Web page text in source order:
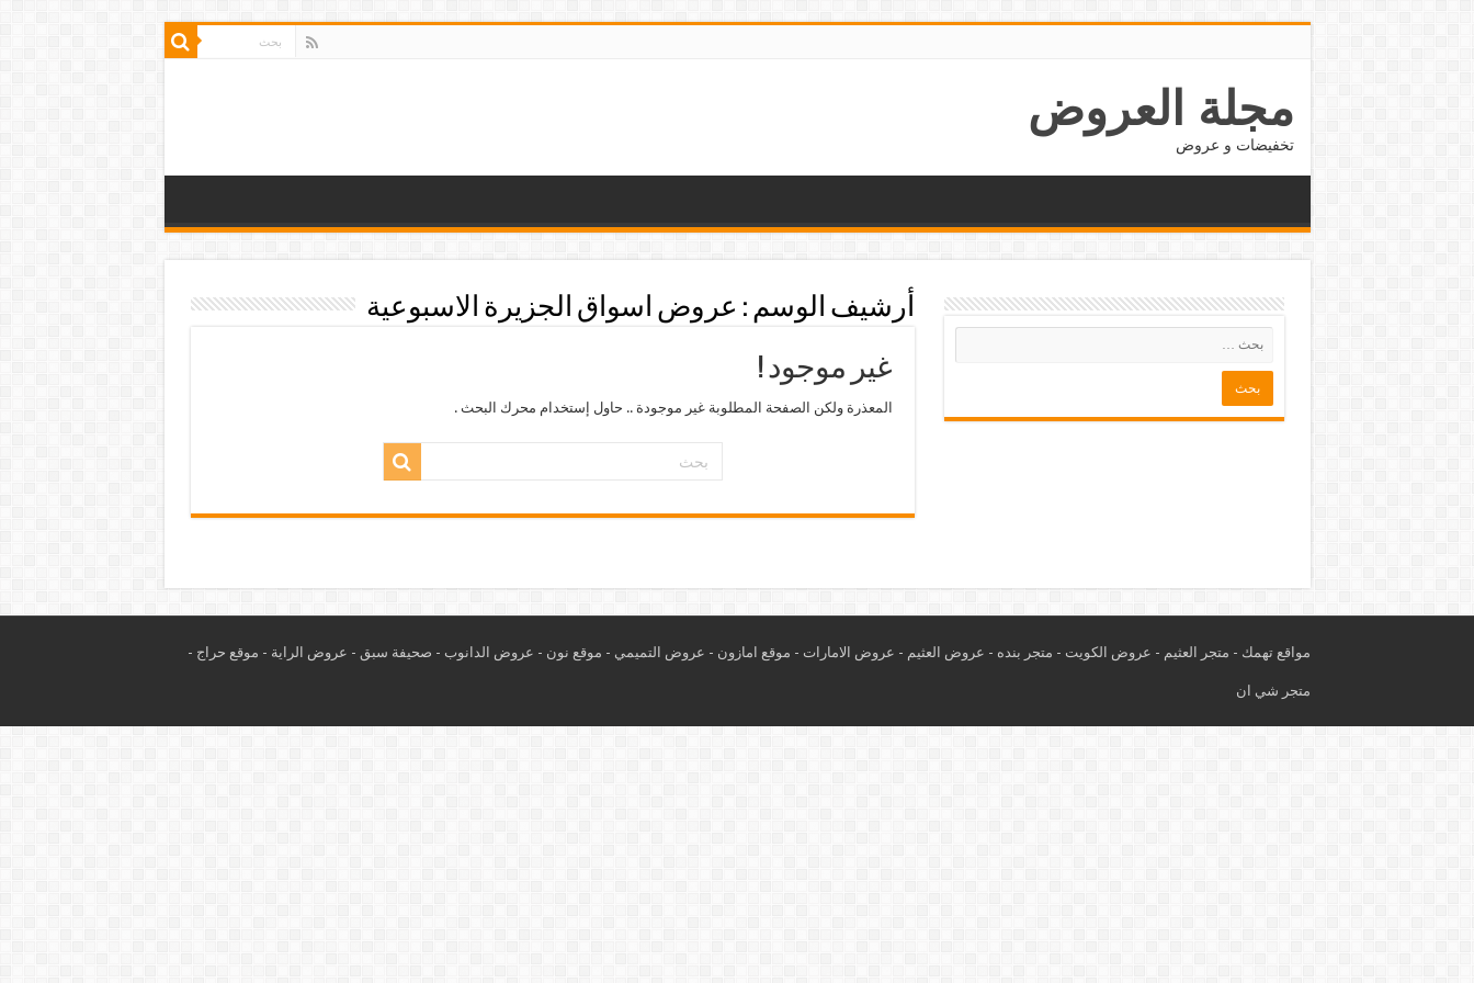
مجلة العروض
تخفيضات و عروض
أرشيف الوسم : عروض اسواق الجزيرة الاسبوعية
غير موجود !
المعذرة ولكن الصفحة المطلوبة غير موجودة .. حاول إستخدام محرك البحث .
مواقع تهمك - متجر العثيم - عروض الكويت - متجر بنده - عروض العثيم - عروض الامارات - موقع امازون - عروض التميمي - موقع نون - عروض الدانوب - صحيفة سبق - عروض الراية - موقع حراج -
متجر شي ان